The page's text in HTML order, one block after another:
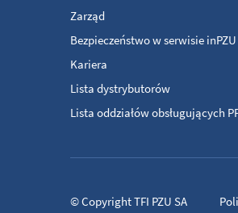
Zarząd
Bezpieczeństwo w serwisie inPZU
Kariera
Lista dystrybutorów
Lista oddziałów obsługujących
©CopyrightTFI PZU SA